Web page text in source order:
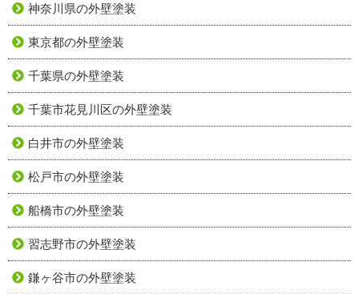
神奈川県の外壁塗装
東京都の外壁塗装
千葉県の外壁塗装
千葉市花見川区の外壁塗装
白井市の外壁塗装
松戸市の外壁塗装
船橋市の外壁塗装
習志野市の外壁塗装
鎌ヶ谷市の外壁塗装